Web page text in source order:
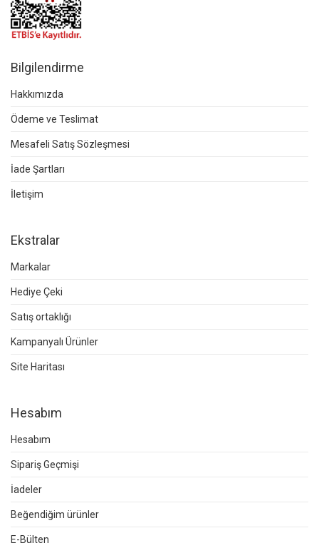
Bilgilendirme
Hakkımızda
Ödeme ve Teslimat
Mesafeli Satış Sözleşmesi
İade Şartları
İletişim
Ekstralar
Markalar
Hediye Çeki
Satış ortaklığı
Kampanyalı Ürünler
Site Haritası
Hesabım
Hesabım
Sipariş Geçmişi
İadeler
Beğendiğim ürünler
E-Bülten